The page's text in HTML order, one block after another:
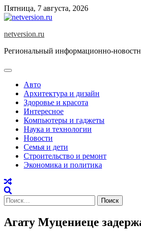
Skip
to
Пятница, 7 августа, 2026
netversion.ru
Региональный информационно-
Авто
Архитектура и дизайн
Здоровье и красота
Интересное
Компьютеры и гаджеты
Наука и технологии
Новости
Семья и дети
Строительство и ремонт
Экономика и политика
Найти:
Агату Муцениеце